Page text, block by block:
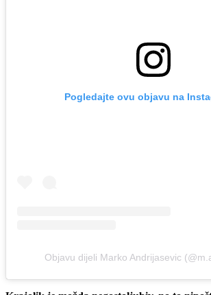
Pogledajte ovu objavu na
Objavu dijeli Marko Andrijasevic